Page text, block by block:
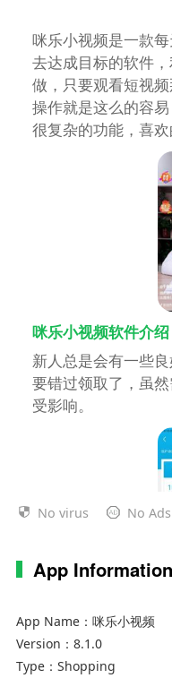
咪乐小视频是一款
去达成目标的软件
做，只要观看短视
操作就是这么的容
很复杂的功能，喜欢
咪乐小视频软件介绍
新人总是会有一些
要错过领取了，虽
受影响。
1、看起来平台的安
自动巡查，不会有任
No virus No Ads
App Information
App Name： 咪乐小视频
Version： 8.1.0
Type： Shopping